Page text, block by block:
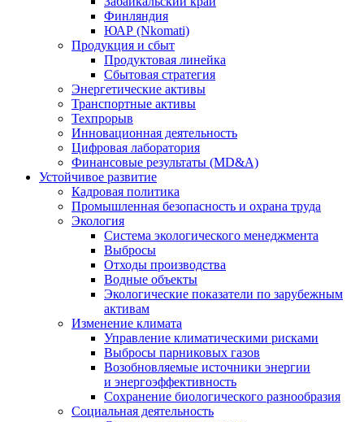
Финляндия
ЮАР (Nkomati)
Продукция и сбыт
Продуктовая линейка
Сбытовая стратегия
Энергетические активы
Транспортные активы
Техпрорыв
Инновационная деятельность
Цифровая лаборатория
Финансовые результаты (MD&A)
Устойчивое развитие
Кадровая политика
Промышленная безопасность и охрана труда
Экология
Система экологического менеджмента
Выбросы
Отходы производства
Водные объекты
Экологические показатели по зарубежным
активам
Изменение климата
Управление климатическими рисками
Выбросы парниковых газов
Возобновляемые источники энергии
и энергоэффективность
Сохранение биологического разнообразия
Социальная деятельность